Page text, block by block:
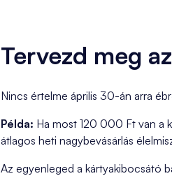
Tervezd meg
Nincs értelme április 30-án arra
Példa: Ha most 120 000 Ft van a
átlagos heti nagybevásárlás
Az egyenleged a kártyakibocsátó